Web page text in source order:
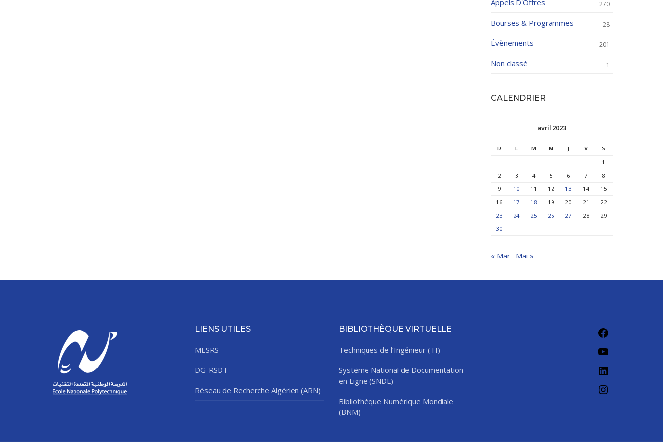
Appels D'Offres 270
Bourses & Programmes 28
Évènements 201
Non classé 1
CALENDRIER
avril 2023
D L M M J V
S
1
2
3 4 5 6 7
8
9
10 11 12 13 14
15
16
17 18 19 20 21
22
23
24 25 26 27 28
29
30
« Mar Mai »
LIENS UTILES
MESRS
DG-RSDT
Réseau de Recherche Algérien (ARN)
BIBLIOTHÈQUE VIRTUELLE
Techniques de l’Ingénieur (TI)
Système National de Documentation
en Ligne (SNDL)
Bibliothèque Numérique Mondiale
(BNM)
Facebook
YouTube
LinkedIn
Instagram